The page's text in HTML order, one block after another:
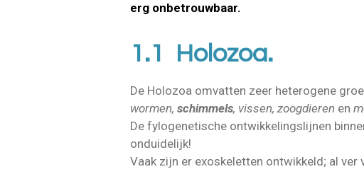
erg onbetrouwbaar.
1.1 Holozoa.
De Holozoa omvatten zeer heterogene
wormen, schimmels, vissen, zoogdieren en
De fylogenetische ontwikkelingslijnen
onduidelijk!
Vaak zijn er exoskeletten ontwikkeld; al ver